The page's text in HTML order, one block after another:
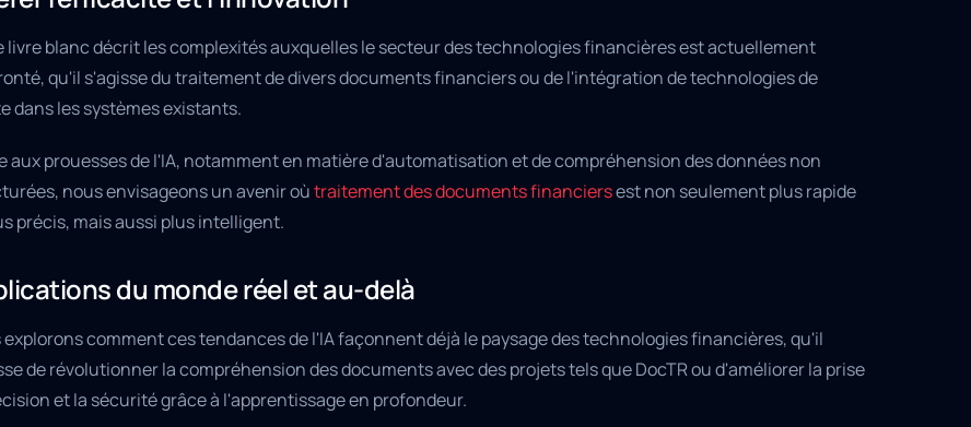
livre blanc décrit les complexités auxquelles le secteur des technologies financières est actuellement
qu'il s'agisse du traitement de divers documents financiers ou de l'intégration de technologies de
dans les systèmes existants.
aux prouesses de l'IA, notamment en matière d'automatisation et de compréhension des données non
nous envisageons un avenir oùtraitement des documents financiersest non seulement plus rapide
précis, mais aussi plus intelligent.
du monde réel et au-delà
explorons comment ces tendances de l'IA façonnent déjà le paysage des technologies financières, qu'il
de révolutionner la compréhension des documents avec des projets tels que DocTR ou d'améliorer la prise
et la sécurité grâce à l'apprentissage en profondeur.